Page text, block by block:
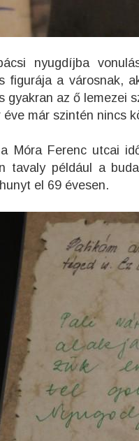
nyugdíjba
figurája a városnak,
gyakran az ő lemezei
éve már szintén nincs
Móra Ferenc utcai
tavaly például a
el 69 évesen.